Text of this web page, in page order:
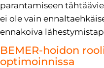
parantamiseen
ei ole vain
ennakoiva
BEMER-hoidon
optimoinnissa